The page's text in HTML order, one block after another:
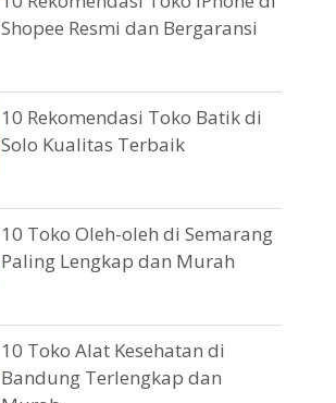
Shopee Resmi dan Bergaransi
10 Rekomendasi Toko Batik di
Solo Kualitas Terbaik
10 Toko Oleh-oleh di Semarang
Paling Lengkap dan Murah
10 Toko Alat Kesehatan di
Bandung Terlengkap dan